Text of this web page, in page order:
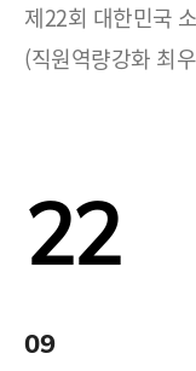
제22회 대한민국
(직원역량강화 최
22
09